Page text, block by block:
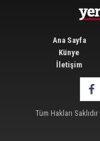
Ana Sayfa
Künye
İletişim
Tüm Hakları